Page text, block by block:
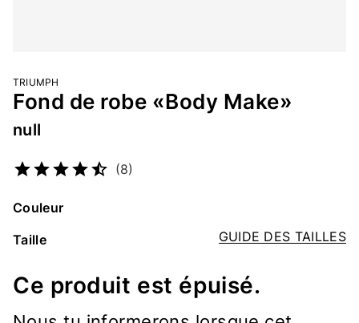
TRIUMPH
Fond de robe «Body Make»
null
(8)
Couleur
GUIDE DES TAILLES
Taille
Ce produit est épuisé.